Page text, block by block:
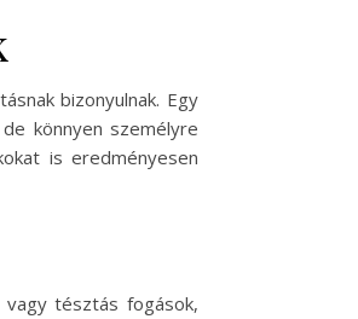
bizonyulnak. Egy
könnyen személyre
is eredményesen
tésztás fogások,